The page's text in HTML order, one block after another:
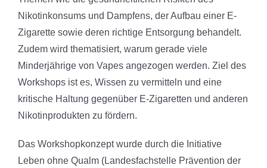
Nikotinkonsums und Dampfens, der Aufbau einer E-
Zigarette sowie deren richtige Entsorgung behandelt.
Zudem wird thematisiert, warum gerade viele
Minderjährige von Vapes angezogen werden. Ziel des
Workshops ist es, Wissen zu vermitteln und eine
kritische Haltung gegenüber E-Zigaretten und anderen
Nikotinprodukten zu fördern.
Das Workshopkonzept wurde durch die Initiative
Leben ohne Qualm (Landesfachstelle Prävention der